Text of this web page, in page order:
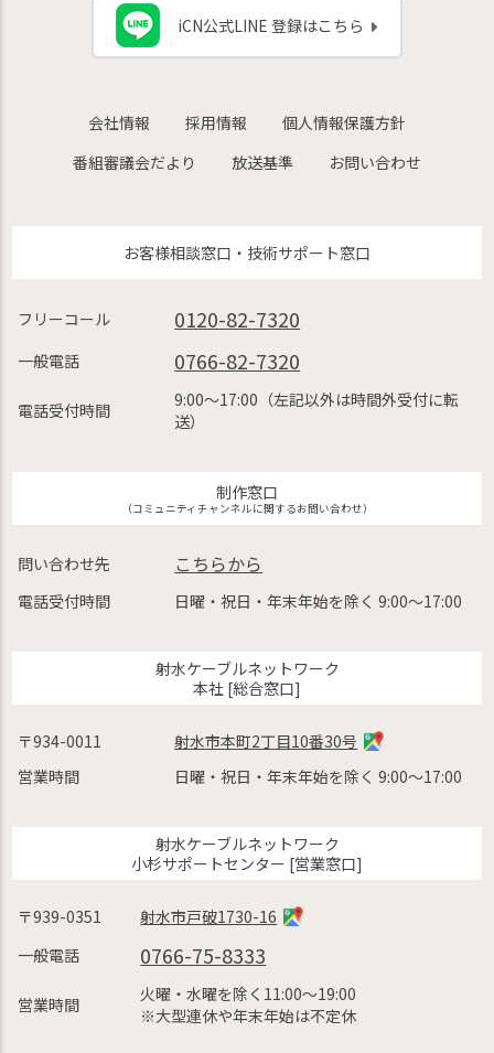
iCN公式LINE 登録はこちら
会社情報 採用情報
個人情報保護方針
番組審議会だより
放送基準 お問い合わせ
お客様相談窓口・技術サポート窓口
フリーコール 0120-82-7320
一般電話 0766-82-7320
電話受付時間
9:00〜17:00（左記以外は時間外受付に転
送）
制作窓口
（コミュニティチャンネルに関するお問い合わせ）
問い合わせ先 こちらから
電話受付時間 日曜・祝日・年末年始を除く 9:00〜17:00
射水ケーブルネットワーク
本社 [総合窓口]
〒934-0011
射水市本町2丁目10番30号
営業時間
日曜・祝日・年末年始を除く 9:00〜17:00
射水ケーブルネットワーク
小杉サポートセンター [営業窓口]
〒939-0351
射水市戸破1730-16
一般電話
0766-75-8333
営業時間
火曜・水曜を除く11:00〜19:00
※大型連休や年末年始は不定休